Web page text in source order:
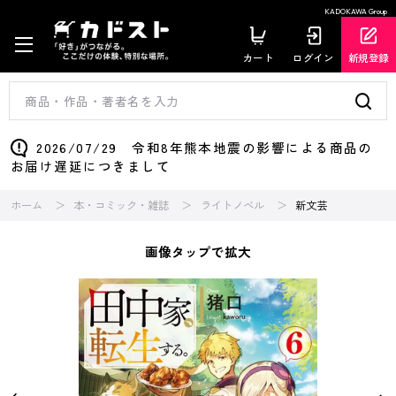
KADOKAWA Group
カート ログイン 新規登録
2026/07/29 令和8年熊本地震の影響による商品の
お届け遅延につきまして
ホーム 本・コミック・雑誌 ライトノベル 新文芸
画像タップで拡大